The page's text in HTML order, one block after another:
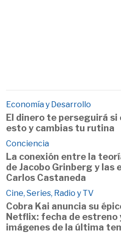
Economía y Desarrollo
El dinero te perseguirá
esto y cambias tu rutina
Conciencia
La conexión entre la
de Jacobo Grinberg y las
Carlos Castaneda
Cine, Series, Radio y TV
Cobra Kai anuncia su
Netflix: fecha de estreno
imágenes de la última